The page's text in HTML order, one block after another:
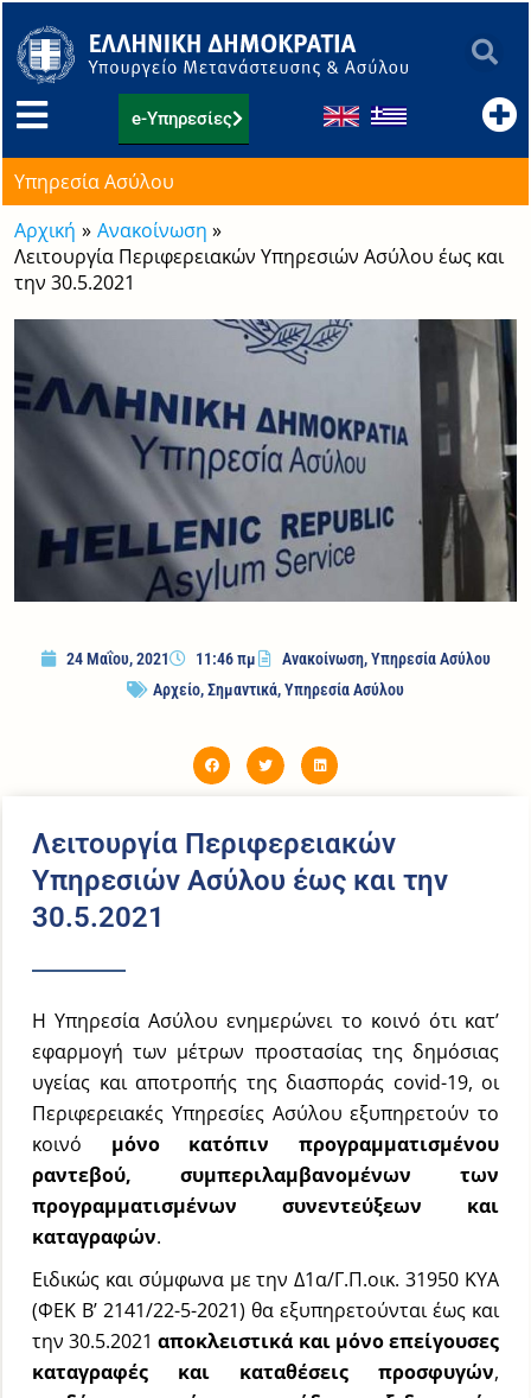
στο
περιεχόμενο
e-Υπηρεσίες
Υπηρεσία Ασύλου
Αρχική
Ανακοίνωση
Λειτουργία Περιφερειακών Υπηρεσιών Ασύλου έως και
την 30.5.2021
24 Μαΐου, 2021 11:46 πμ Ανακοίνωση,Υπηρεσία Ασύλου
Αρχείο,Σημαντικά,Υπηρεσία Ασύλου
Λειτουργία Περιφερειακών
Υπηρεσιών Ασύλου έως και την
30.5.2021
Η Υπηρεσία Ασύλου ενημερώνει το κοινό ότι κατ’
εφαρμογή των μέτρων προστασίας της δημόσιας
υγείας και αποτροπής της διασποράς covid-19, oι
Περιφερειακές Υπηρεσίες Ασύλου εξυπηρετούν το
κοινό μόνο κατόπιν προγραμματισμένου
ραντεβού, συμπεριλαμβανομένων των
προγραμματισμένων συνεντεύξεων και
καταγραφών.
Ειδικώς και σύμφωνα με την Δ1α/Γ.Π.οικ. 31950 ΚΥΑ
(ΦΕΚ Β’ 2141/22-5-2021) θα εξυπηρετούνται έως και
την 30.5.2021αποκλειστικά και μόνο επείγουσες
καταγραφές και καταθέσεις προσφυγών,